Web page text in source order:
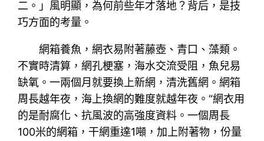
二。」風明顯，為何前些年才落地？背后，是技
巧方面的考量。
網箱養魚，網衣易附著藤壺、青口、藻類。
不實時清算，網孔梗塞，海水交流受阻，魚兒易
缺氧。一兩個月就要換上新網，清洗舊網。網箱
周長越年夜，海上換網的難度就越年夜。“網衣用
的是耐腐化、抗風波的高強度資料。一個周長
100米的網箱，干網重達1噸，加上附著物，份量